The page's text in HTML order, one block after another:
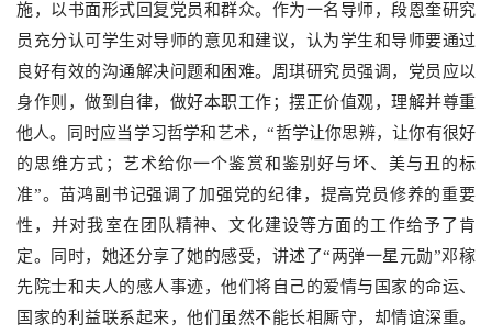
施，以书面形式回复党员和群众。作为一名导师，段恩奎研究
员充分认可学生对导师的意见和建议，认为学生和导师要通过
良好有效的沟通解决问题和困难。周琪研究员强调，党员应以
身作则，做到自律，做好本职工作；摆正价值观，理解并尊重
他人。同时应当学习哲学和艺术，“哲学让你思辨，让你有很好
的思维方式；艺术给你一个鉴赏和鉴别好与坏、美与丑的标
准”。苗鸿副书记强调了加强党的纪律，提高党员修养的重要
性，并对我室在团队精神、文化建设等方面的工作给予了肯
定。同时，她还分享了她的感受，讲述了“两弹一星元勋”邓稼
先院士和夫人的感人事迹，他们将自己的爱情与国家的命运、
国家的利益联系起来，他们虽然不能长相厮守，却情谊深重。